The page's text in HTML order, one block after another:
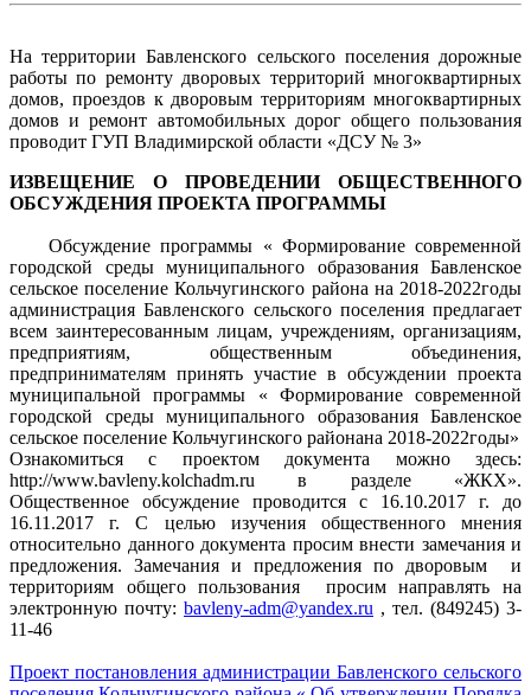
На территории Бавленского сельского поселения дорожные
работы по ремонту дворовых территорий многоквартирных
домов, проездов к дворовым территориям многоквартирных
домов и ремонт автомобильных дорог общего пользования
проводит ГУП Владимирской области «ДСУ № 3»
ИЗВЕЩЕНИЕ О ПРОВЕДЕНИИ ОБЩЕСТВЕННОГО
ОБСУЖДЕНИЯ ПРОЕКТА ПРОГРАММЫ
Обсуждение программы « Формирование современной
городской среды муниципального образования Бавленское
сельское поселение Кольчугинского района на 2018-2022годы
администрация Бавленского сельского поселения предлагает
всем заинтересованным лицам, учреждениям, организациям,
предприятиям, общественным объединения,
предпринимателям принять участие в обсуждении проекта
муниципальной программы « Формирование современной
городской среды муниципального образования Бавленское
сельское поселение Кольчугинского районана 2018-2022годы»
Ознакомиться с проектом документа можно здесь:
http://www.bavleny.kolchadm.ru в разделе «ЖКХ».
Общественное обсуждение проводится с 16.10.2017 г. до
16.11.2017 г. С целью изучения общественного мнения
относительно данного документа просим внести замечания и
предложения. Замечания и предложения по дворовым и
территориям общего пользования просим направлять на
электронную почту: bavleny-adm@yandex.ru , тел. (849245) 3-
11-46
Проект постановления администрации Бавленского сельского